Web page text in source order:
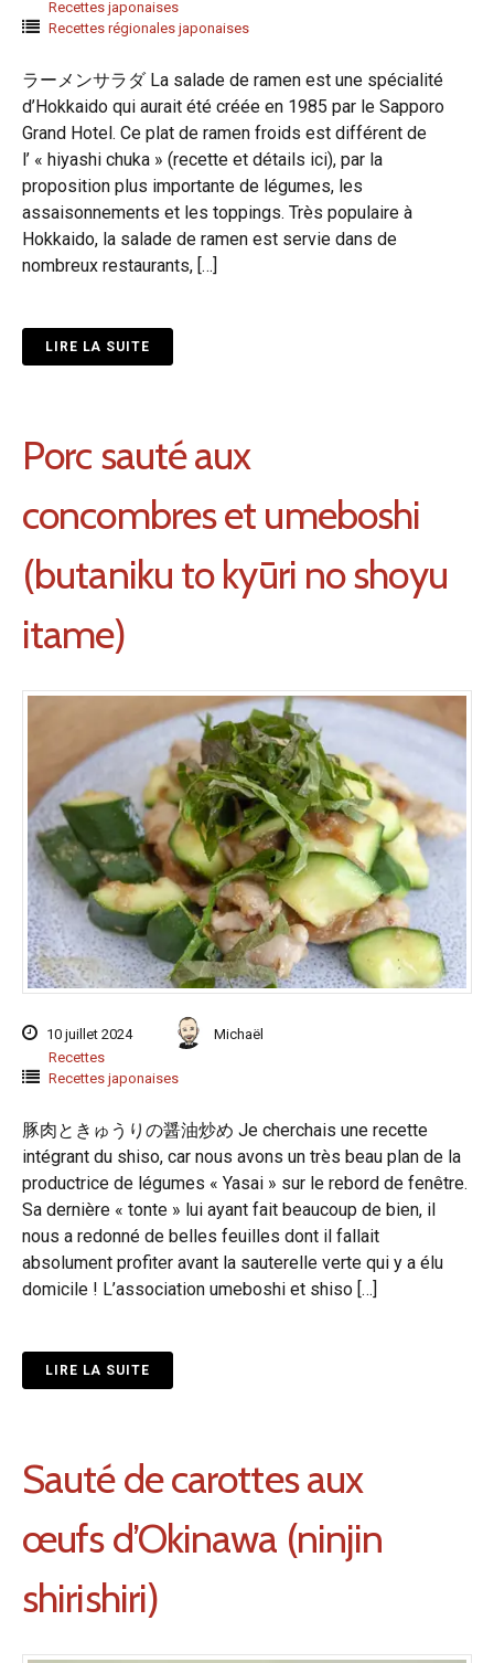
Recettes japonaises
Recettes régionales japonaises
ラーメンサラダ La salade de ramen est une spécialité
d’Hokkaido qui aurait été créée en 1985 par le Sapporo
Grand Hotel. Ce plat de ramen froids est différent de
l’ « hiyashi chuka » (recette et détails ici), par la
proposition plus importante de légumes, les
assaisonnements et les toppings. Très populaire à
Hokkaido, la salade de ramen est servie dans de
nombreux restaurants, […]
LIRE LA SUITE
Porc sauté aux
concombres et umeboshi
(butaniku to kyūri no shoyu
itame)
10 juillet 2024
Michaël
Recettes
Recettes japonaises
豚肉ときゅうりの醤油炒め Je cherchais une recette
intégrant du shiso, car nous avons un très beau plan de la
productrice de légumes « Yasai » sur le rebord de fenêtre.
Sa dernière « tonte » lui ayant fait beaucoup de bien, il
nous a redonné de belles feuilles dont il fallait
absolument profiter avant la sauterelle verte qui y a élu
domicile ! L’association umeboshi et shiso […]
LIRE LA SUITE
Sauté de carottes aux
œufs d’Okinawa (ninjin
shirishiri)